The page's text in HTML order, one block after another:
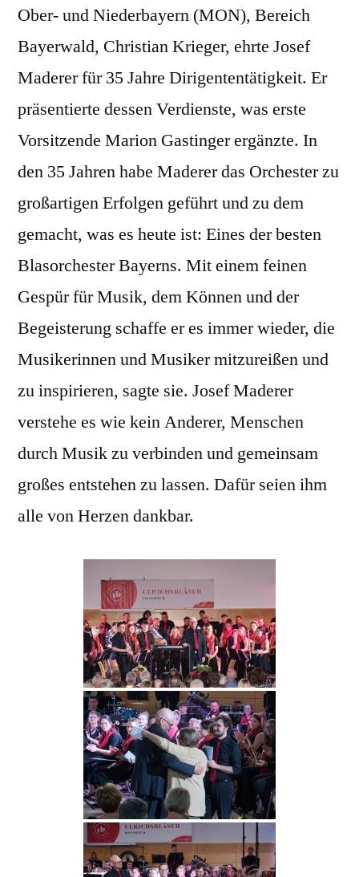
Ober- und Niederbayern (MON), Bereich
Bayerwald, Christian Krieger, ehrte Josef
Maderer für 35 Jahre Dirigententätigkeit. Er
präsentierte dessen Verdienste, was erste
Vorsitzende Marion Gastinger ergänzte. In
den 35 Jahren habe Maderer das Orchester zu
großartigen Erfolgen geführt und zu dem
gemacht, was es heute ist: Eines der besten
Blasorchester Bayerns. Mit einem feinen
Gespür für Musik, dem Können und der
Begeisterung schaffe er es immer wieder, die
Musikerinnen und Musiker mitzureißen und
zu inspirieren, sagte sie. Josef Maderer
verstehe es wie kein Anderer, Menschen
durch Musik zu verbinden und gemeinsam
großes entstehen zu lassen. Dafür seien ihm
alle von Herzen dankbar.